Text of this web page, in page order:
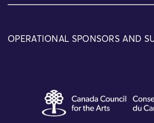
OPERATIONAL SPONSORS AND